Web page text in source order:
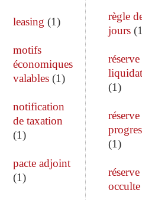
leasing (1)
motifs
économiques
valables(1)
notification
de taxation
(1)
pacte adjoint
(1)
règle
jours(
(1)
(1)
réserve
occulte